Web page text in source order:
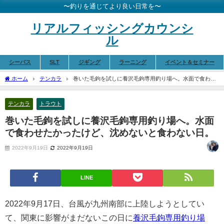
〜釣りを通じてより良い日常を〜
リアルフィッシングカウンシ
ル
シーバス SLT ジギング ラーニング イベント＆セミナー
ホーム テンカラ
巻いた毛鉤を試しに養沢毛鉤専用釣り場へ。水面で食わせ
たかったけど、沈めないと食わない日。
テンカラ トラウト
巻いた毛鉤を試しに養沢毛鉤専用釣り場へ。水面
で食わせたかったけど、沈めないと食わない日。
2022年9月19日 2022年9月19日
LINE
2022年9月17日、台風が九州南部に上陸しようとしてい
て、関東に影響がまだないこの日に養沢毛鉤専用釣り場